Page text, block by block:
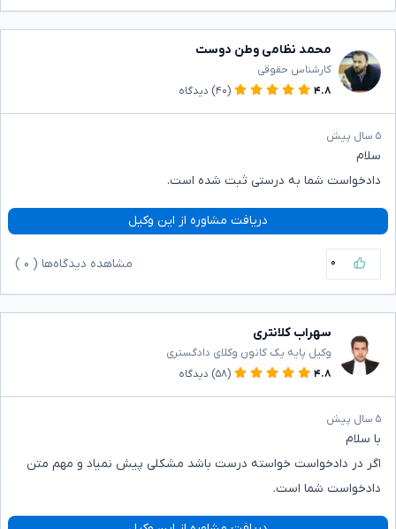
محمد نظامی وطن دوست
کارشناس حقوقی
۴.۸
(۴۰) دیدگاه
۵ سال پیش
سلام
دادخواست شما به درستی ثبت شده است.
دریافت مشاوره از این وکیل
۰ مشاهده دیدگاه‌ها ( ۰
سهراب کلانتری
وکیل پایه یک کانون وکلای دادگستری
۴.۸
(۵۸) دیدگاه
۵ سال پیش
با سلام
اگر در دادخواست خواسته درست باشد مشکلی پیش نمیاد و مهم متن
دادخواست شما است.